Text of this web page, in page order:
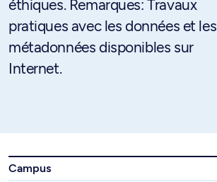
éthiques. Remarques: Travaux
pratiques avec les données et les
métadonnées disponibles sur
Internet.
Campus